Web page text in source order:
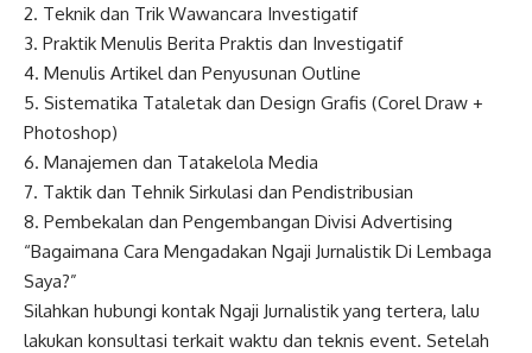
2. Teknik dan Trik Wawancara Investigatif
3. Praktik Menulis Berita Praktis dan Investigatif
4. Menulis Artikel dan Penyusunan Outline
5. Sistematika Tataletak dan Design Grafis (Corel Draw +
Photoshop)
6. Manajemen dan Tatakelola Media
7. Taktik dan Tehnik Sirkulasi dan Pendistribusian
8. Pembekalan dan Pengembangan Divisi Advertising
“Bagaimana Cara Mengadakan Ngaji Jurnalistik Di Lembaga
Saya?”
Silahkan hubungi kontak Ngaji Jurnalistik yang tertera, lalu
lakukan konsultasi terkait waktu dan teknis event. Setelah